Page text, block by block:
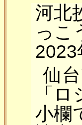
河北
っこ
2023
仙
「
小欄